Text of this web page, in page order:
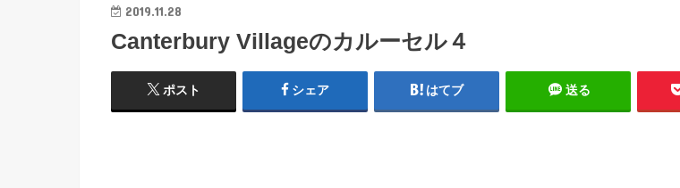
2019.11.28
Canterbury Villageのカルーセル４
ポスト シェア はてブ 送る